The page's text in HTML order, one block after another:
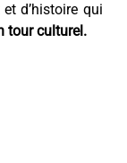
d’histoire qui
tour culturel.